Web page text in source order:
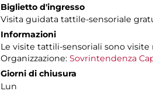
Biglietto d'ingresso
Visita guidata tattile-sensoriale
Informazioni
Le visite tattili-sensoriali sono
Organizzazione: Sovrintendenza
Giorni di chiusura
Lun